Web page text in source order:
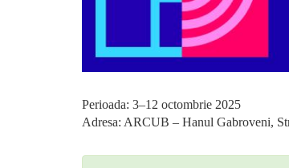
Perioada: 3–12 octombrie 2025
Adresa: ARCUB – Hanul Gabroveni,